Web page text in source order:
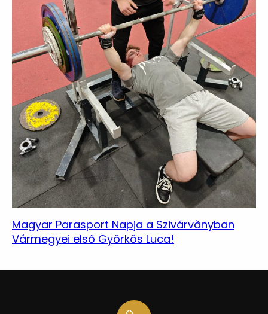
Magyar Parasport Napja a Szivárvànyban
Vármegyei első Györkös Luca!